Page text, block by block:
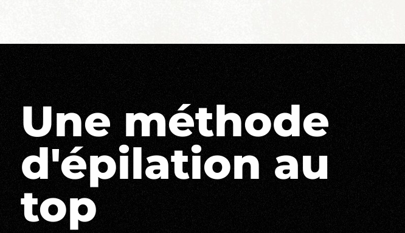
Une méthode
d'épilation au
top